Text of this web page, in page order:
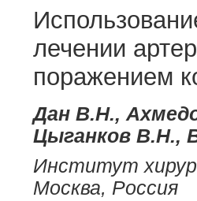
лечении
поражением
Дан В.Н.,
Цыганков В.Н.,
Институт
Москва, Россия